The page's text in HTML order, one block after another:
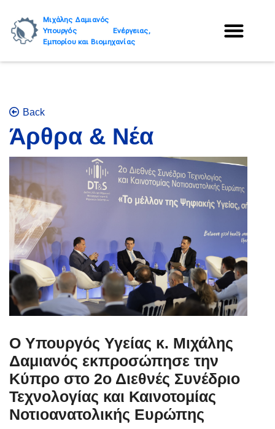
Μιχάλης Δαμιανός
Υπουργός Ενέργειας,
Εμπορίου και Βιομηχανίας
Back
Άρθρα & Νέα
Ο Υπουργός Υγείας κ. Μιχάλης
Δαμιανός εκπροσώπησε την
Κύπρο στο 2ο Διεθνές Συνέδριο
Τεχνολογίας και Καινοτομίας
Νοτιοανατολικής Ευρώπης